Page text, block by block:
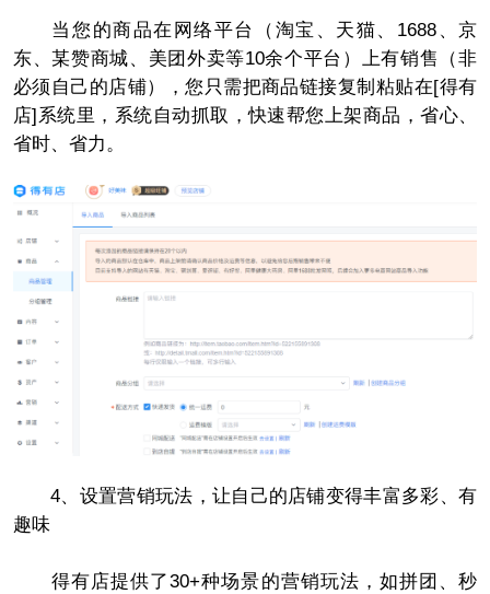
当您的商品在网络平台（淘宝、天猫、1688、京
东、某赞商城、美团外卖等10余个平台）上有销售（非
必须自己的店铺），您只需把商品链接复制粘贴在[得有
店]系统里，系统自动抓取，快速帮您上架商品，省心、
省时、省力。
4、设置营销玩法，让自己的店铺变得丰富多彩、有
趣味
得有店提供了30+种场景的营销玩法，如拼团、秒